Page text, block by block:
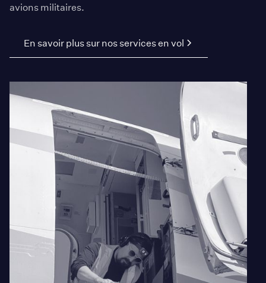
avions militaires.
En savoir plus sur nos services en vol